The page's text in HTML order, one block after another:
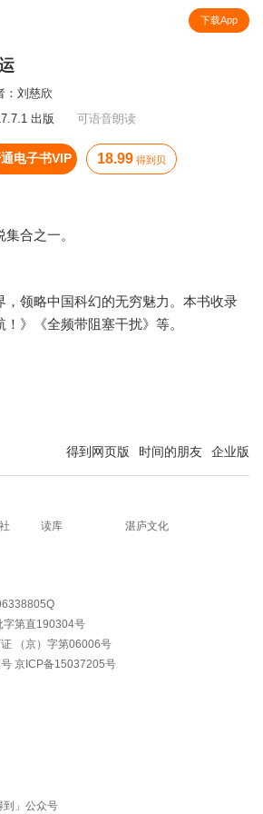
下载App
： 刘慈欣
出版
可语音朗读
电子书VIP 18.99 得到贝
合之一。
，领略中国科幻的无穷魅力。本书收录
！》《全频带阻塞干扰》等。
得到网页版 时间的朋友 企业版
读库
湛庐文化
字第直190304号
（京）字第06006号
京ICP备15037205号
到」公众号